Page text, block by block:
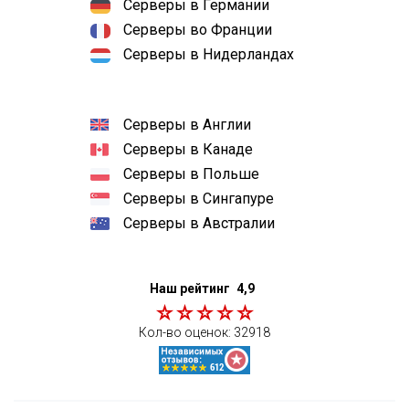
Серверы в Германии
Серверы во Франции
Серверы в Нидерландах
Серверы в Англии
Серверы в Канаде
Серверы в Польше
Серверы в Сингапуре
Серверы в Австралии
Наш рейтинг 4,9
Кол-во оценок: 32918